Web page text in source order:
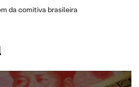
da comitiva brasileira